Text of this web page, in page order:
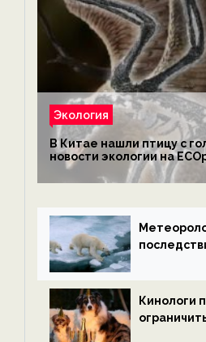
Экология
В Китае нашли птицу с
новости экологии на
ECOportal
Кинологи